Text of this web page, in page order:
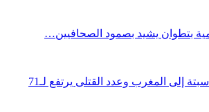
بتطوان يشيد بصمود الصحافيين…